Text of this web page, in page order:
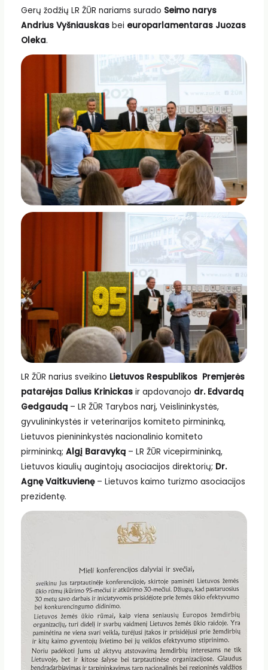
Gerų žodžių LR ŽŪR nariams surado Seimo narys
Andrius Vyšniauskasbei europarlamentaras Juozas
Oleka.
LR ŽŪR narius sveikino Lietuvos Respublikos Premjerės
patarėjas Dalius Krinickas ir apdovanojo dr. Edvardą
Gedgaudą– LR ŽŪR Tarybos narį, Veislininkystės,
gyvulininkystės ir veterinarijos komiteto pirmininką,
Lietuvos pienininkystės nacionalinio komiteto
pirmininką; Algį Baravyką– LR ŽŪR vicepirmininką,
Lietuvos kiaulių augintojų asociacijos direktorių; Dr.
Agnę Vaitkuvienę– Lietuvos kaimo turizmo asociacijos
prezidentę.